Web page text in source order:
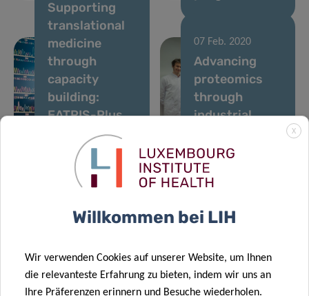
Supporting
translational
medicine
through
capacity
building:
EATRIS-Plus
kicks off
07 Feb. 2020
Advancing
proteomics
through
industrial
29 Jan. 2020
cancer in
Legs Kanning
Prize 2019
20 Jan. 2020
Leukaemia
research
a donation
Plooschter
Projet
X
Willkommen bei LIH
Wir verwenden Cookies auf unserer Website, um Ihnen
die relevanteste Erfahrung zu bieten, indem wir uns an
Ihre Präferenzen erinnern und Besuche wiederholen.